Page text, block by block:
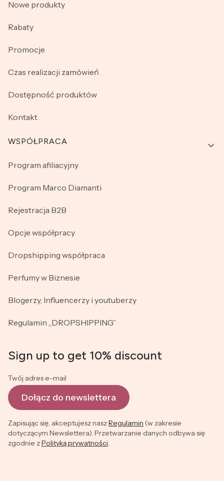
Nowe produkty
Rabaty
Promocje
Czas realizacji zamówień
Dostępność produktów
Kontakt
WSPÓŁPRACA
Program afiliacyjny
Program Marco Diamanti
Rejestracja B2B
Opcje współpracy
Dropshipping współpraca
Perfumy w Biznesie
Blogerzy, Influencerzy i youtuberzy
Regulamin „DROPSHIPPING”
Sign up to get 10% discount
Twój adres e-mail
Dołącz do newslettera
Zapisując się, akceptujesz naszRegulamin (w zakresie
dotyczącym Newslettera). Przetwarzanie danych odbywa się
zgodnie zPolityką prywatności.